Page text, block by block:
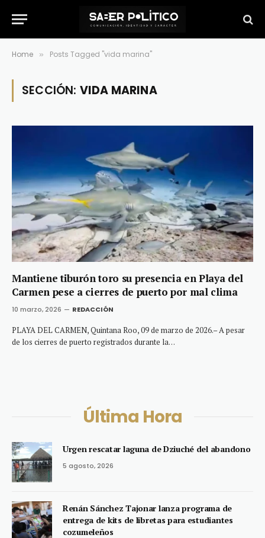
Home » Posts Tagged "vida marina"
SECCIÓN: VIDA MARINA
Mantiene tiburón toro su presencia en Playa del
Carmen pese a cierres de puerto por mal clima
10 marzo, 2026 REDACCIÓN
PLAYA DEL CARMEN, Quintana Roo, 09 de marzo de 2026.– A pesar
de los cierres de puerto registrados durante la…
Última Hora
Urgen rescatar laguna de Dziuché del abandono
5 agosto, 2026
Renán Sánchez Tajonar lanza programa de
entrega de kits de libretas para estudiantes
cozumeleños